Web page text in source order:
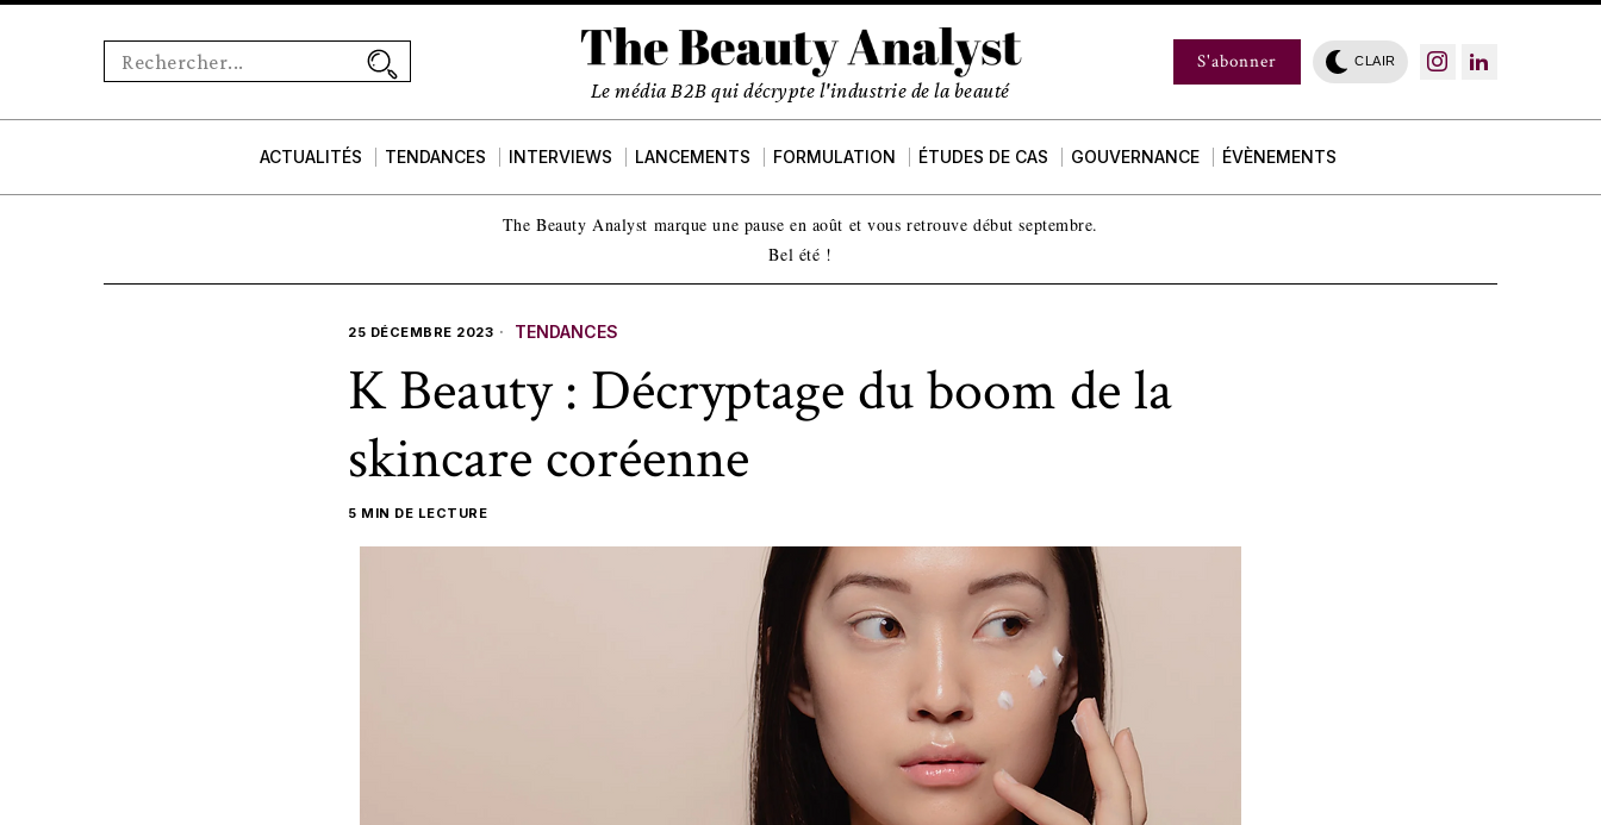
Le média B2B qui décrypte l'industrie de la beauté
S'abonner CLAIR
ACTUALITÉS TENDANCES INTERVIEWS LANCEMENTS FORMULATION ÉTUDES DE CAS GOUVERNANCE ÉVÈNEMENTS
The Beauty Analyst marque une pause en août et vous retrouve début septembre.
Bel été !
25 DÉCEMBRE 2023 TENDANCES
K Beauty : Décryptage du boom de la
skincare coréenne
5 MIN DE LECTURE